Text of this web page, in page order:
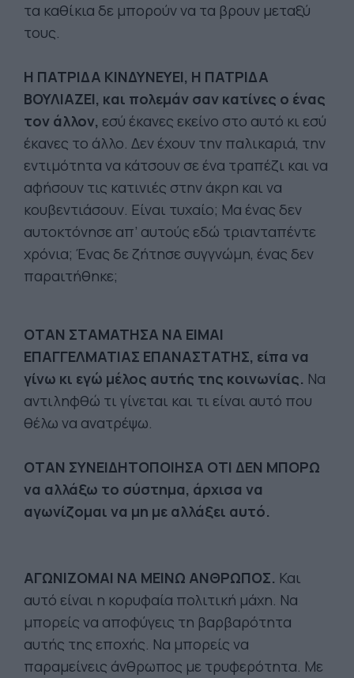
τα καθίκια δε μπορούν να τα βρουν μεταξύ
τους.
Η ΠΑΤΡΙΔΑ ΚΙΝΔΥΝΕΥΕΙ, Η ΠΑΤΡΙΔΑ
ΒΟΥΛΙΑΖΕΙ, και πολεμάν σαν κατίνες ο ένας
τον άλλον, εσύ έκανες εκείνο στο αυτό κι εσύ
έκανες το άλλο. Δεν έχουν την παλικαριά, την
εντιμότητα να κάτσουν σε ένα τραπέζι και να
αφήσουν τις κατινιές στην άκρη και να
κουβεντιάσουν. Είναι τυχαίο; Μα ένας δεν
αυτοκτόνησε απ’ αυτούς εδώ τριανταπέντε
χρόνια; Ένας δε ζήτησε συγγνώμη, ένας δεν
παραιτήθηκε;
ΟΤΑΝ ΣΤΑΜΑΤΗΣΑ ΝΑ ΕΙΜΑΙ
ΕΠΑΓΓΕΛΜΑΤΙΑΣ ΕΠΑΝΑΣΤΑΤΗΣ, είπα να
γίνω κι εγώ μέλος αυτής της κοινωνίας. Να
αντιληφθώ τι γίνεται και τι είναι αυτό που
θέλω να ανατρέψω.
ΟΤΑΝ ΣΥΝΕΙΔΗΤΟΠΟΙΗΣΑ ΟΤΙ ΔΕΝ ΜΠΟΡΩ
να αλλάξω το σύστημα, άρχισα να
αγωνίζομαι να μη με αλλάξει αυτό.
ΑΓΩΝΙΖΟΜΑΙ ΝΑ ΜΕΙΝΩ ΑΝΘΡΩΠΟΣ. Και
αυτό είναι η κορυφαία πολιτική μάχη. Να
μπορείς να αποφύγεις τη βαρβαρότητα
αυτής της εποχής. Να μπορείς να
παραμείνεις άνθρωπος με τρυφερότητα. Με